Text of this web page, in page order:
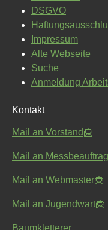
DSGVO
Impressum
Alte Webseite
Suche
Anmeldung
Kontakt
Mail an Vorstand
Mail an
Mail an Webmaster
Mail an Jugendwart
Baumkletterer